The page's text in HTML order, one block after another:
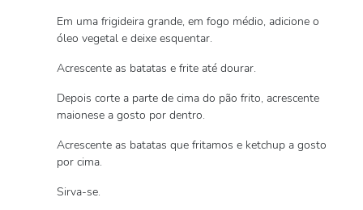
Em uma frigideira grande, em fogo médio, adicione o
óleo vegetal e deixe esquentar.
Acrescente as batatas e frite até dourar.
Depois corte a parte de cima do pão frito, acrescente
maionese a gosto por dentro.
Acrescente as batatas que fritamos e ketchup a gosto
por cima.
Sirva-se.